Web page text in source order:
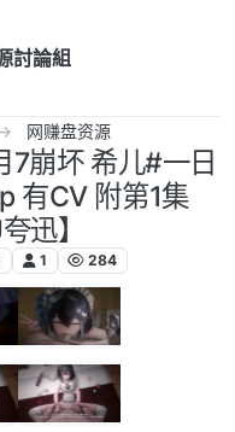
討論組
网赚盘资源
7崩坏 希儿#一日
有CV 附第1集
迅】
1 284